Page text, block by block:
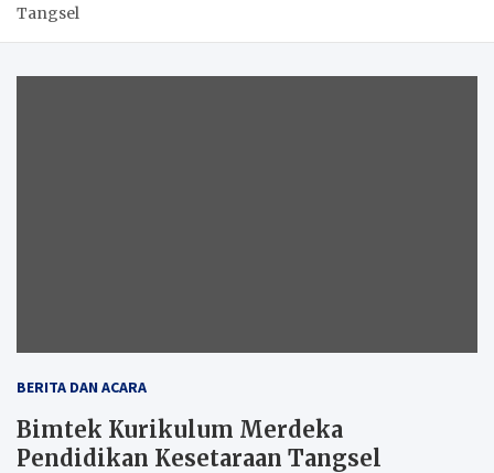
Tangsel
BERITA DAN ACARA
Bimtek Kurikulum Merdeka
Pendidikan Kesetaraan Tangsel